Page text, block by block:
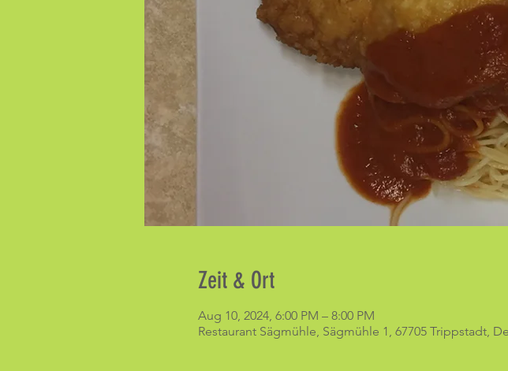
Zeit & Ort
Aug 10, 2024, 6:00 PM – 8:00 PM
Restaurant Sägmühle, Sägmühle 1, 67705 Trippstadt,